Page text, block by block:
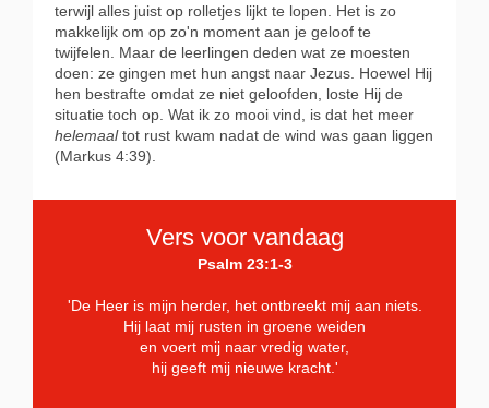
terwijl alles juist op rolletjes lijkt te lopen. Het is zo
makkelijk om op zo'n moment aan je geloof te
twijfelen. Maar de leerlingen deden wat ze moesten
doen: ze gingen met hun angst naar Jezus. Hoewel Hij
hen bestrafte omdat ze niet geloofden, loste Hij de
situatie toch op. Wat ik zo mooi vind, is dat het meer
helemaaltot rust kwam nadat de wind was gaan liggen
(Markus 4:39).
Vers voor vandaag
Psalm 23:1-3
'De Heer is mijn herder, het ontbreekt mij aan niets.
Hij laat mij rusten in groene weiden
en voert mij naar vredig water,
hij geeft mij nieuwe kracht.'